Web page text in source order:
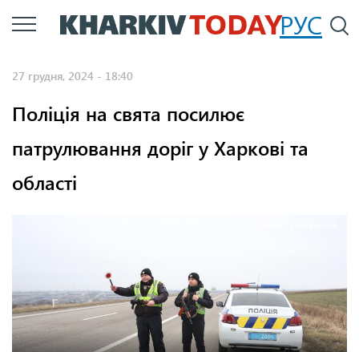
Перейти
до
РУС
27 грудня, 2024 - 18:40
Поліція на свята посилює
патрулювання доріг у Харкові та
області